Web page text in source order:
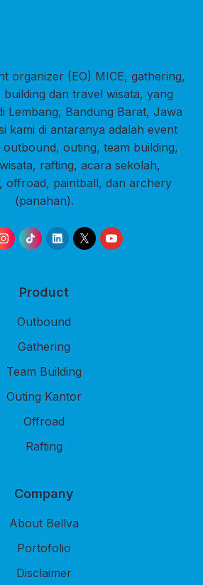
organizer (EO) MICE, gathering,
dan travel wisata, yang
Lembang, Bandung Barat, Jawa
kami di antaranya adalah event
outbound, outing, team building,
rafting, acara sekolah,
offroad, paintball, dan archery
(panahan).
Product
Outbound
Gathering
Team Building
Outing Kantor
Offroad
Rafting
Company
About Bellva
Portofolio
Disclaimer